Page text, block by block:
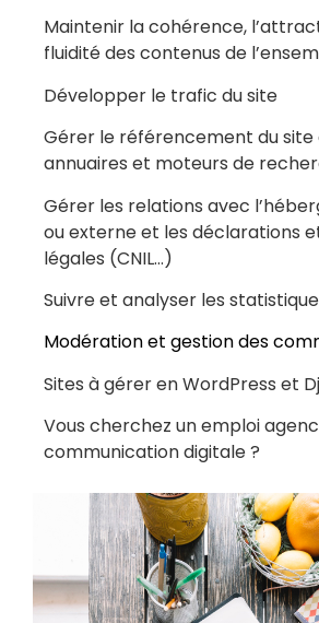
Maintenir la cohérence,
fluidité des contenus de
Développer le trafic du site
Gérer le référencement du site
annuaires et moteurs de
Gérer les relations avec
ou externe et les déclarations
légales (CNIL…)
Suivre et analyser les
Modération et gestion des
Sites à gérer en WordPress et
Vous cherchez un emploi
communication digitale ?